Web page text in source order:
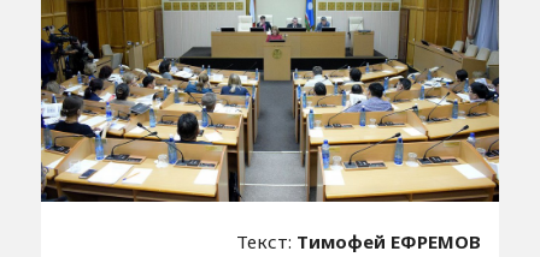
Текст: Тимофей ЕФРЕМОВ